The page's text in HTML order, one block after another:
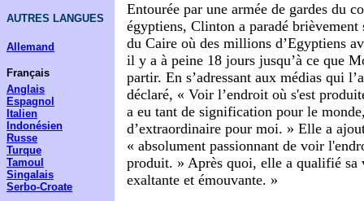
AUTRES LANGUES
Allemand
Français
Anglais
Espagnol
Italien
Indonésien
Russe
Turque
Tamoul
Singalais
Serbo-Croate
Entourée par une armée de gardes du
égyptiens, Clinton a paradé brièvement
du Caire où des millions d’Egyptiens
il y a à peine 18 jours jusqu’à ce que
partir. En s’adressant aux médias qui
déclaré, « Voir l’endroit où s'est
a eu tant de signification pour le
d’extraordinaire pour moi. » Elle a
« absolument passionnant de voir
produit. » Après quoi, elle a qualifié sa
exaltante et émouvante. »